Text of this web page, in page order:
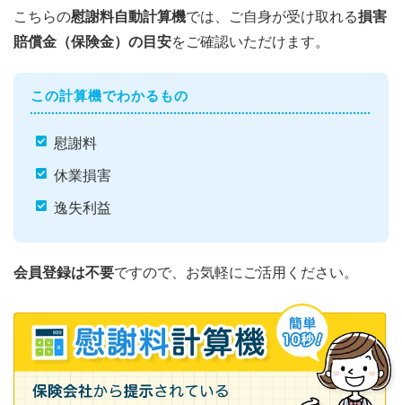
こちらの慰謝料自動計算機では、ご自身が受け取れる損害
賠償金（保険金）の目安をご確認いただけます。
この計算機でわかるもの
慰謝料
休業損害
逸失利益
会員登録は不要ですので、お気軽にご活用ください。